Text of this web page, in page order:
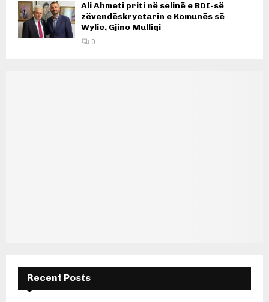
Ali Ahmeti priti në selinë e BDI-së
zëvendëskryetarin e Komunës së
Wylie, Gjino Mulliqi
0
Recent Posts